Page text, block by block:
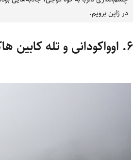
در ژاپن برویم.
۶. اوواکودانی و تله کابین هاکونه